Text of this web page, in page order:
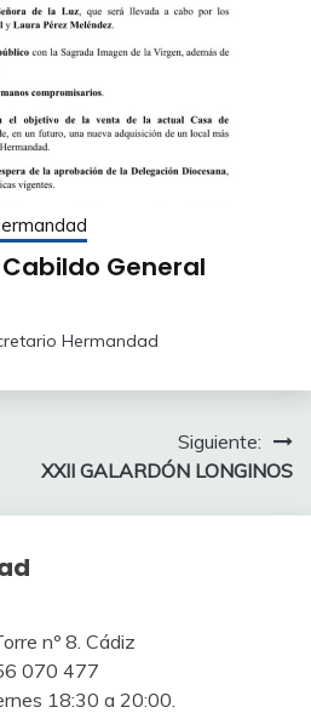
General
Hermandad
Siguiente:
XXII GALARDÓN LONGINOS
nº 8. Cádiz
070 477
18:30 a 20:00.